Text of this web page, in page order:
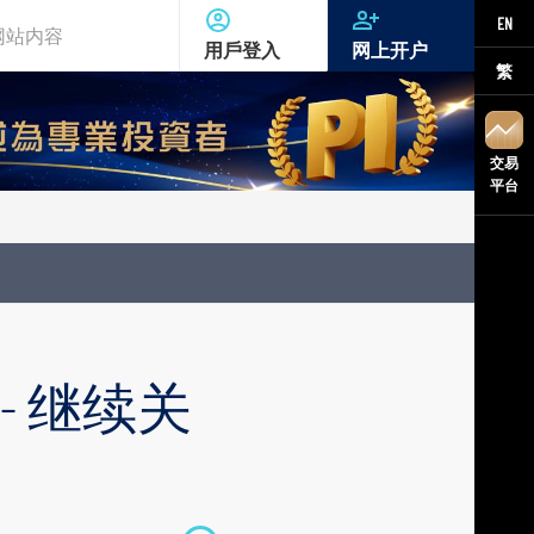
EN
繁
交易
平台
用戶登入 网上开户
继续关